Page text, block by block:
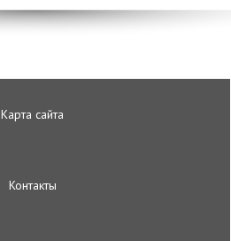
Карта сайта
Контакты